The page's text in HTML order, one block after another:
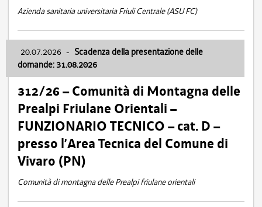
Azienda sanitaria universitaria Friuli Centrale (ASU FC)
20.07.2026 - Scadenza della presentazione delle
domande: 31.08.2026
312/26 – Comunità di Montagna delle
Prealpi Friulane Orientali –
FUNZIONARIO TECNICO – cat. D –
presso l’Area Tecnica del Comune di
Vivaro (PN)
Comunità di montagna delle Prealpi friulane orientali